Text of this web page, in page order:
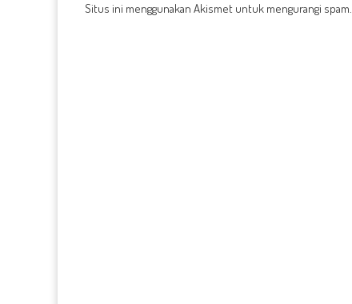
Situs ini menggunakan Akismet untuk mengurangi spam.